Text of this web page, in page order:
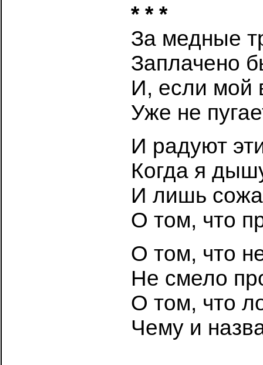
* * *
За медные
Заплачено
И, если мой
Уже не
И радуют
Когда я
И лишь
О том, что
О том, что
Не смело
О том, что
Чему и